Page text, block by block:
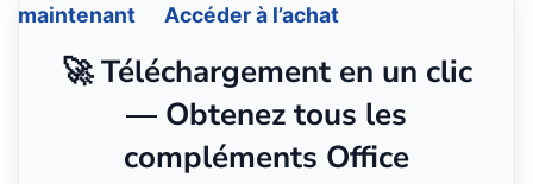
maintenant
Accéder à l’achat
🚀 Téléchargement en un clic
— Obtenez tous les
compléments Office